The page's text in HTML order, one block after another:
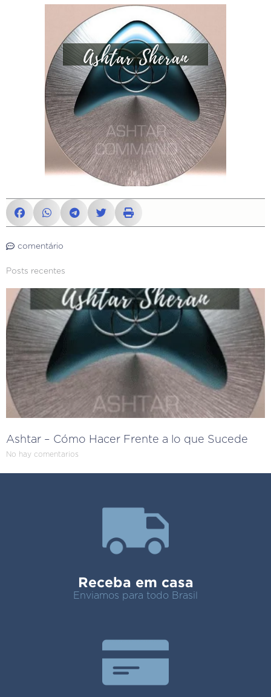
comentário
Posts recentes
Ashtar – Cómo Hacer Frente a lo que Sucede
No hay comentarios
Receba em casa
Enviamos para todo Brasil